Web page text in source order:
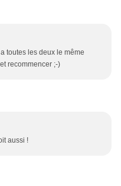
toutes les deux le même
recommencer ;-)
aussi !